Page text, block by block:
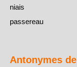
niais
passereau
Antonymes de